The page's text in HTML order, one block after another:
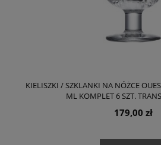
KIELISZKI / SZKLANKI NA NÓŻCE
ML KOMPLET 6 SZT.
179,00 zł